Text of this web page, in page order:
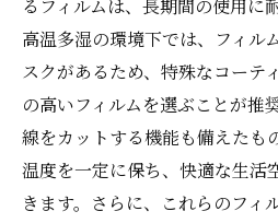
るフィルムは、長期間の使用に
高温多湿の環境下では、フィル
スクがあるため、特殊なコーテ
の高いフィルムを選ぶことが推
線をカットする機能も備えたも
温度を一定に保ち、快適な生活
きます。さらに、これらのフィ